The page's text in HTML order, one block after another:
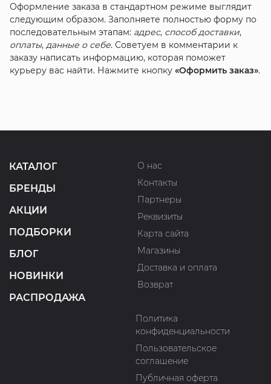
Оформление заказа в стандартном режиме выглядит
следующим образом. Заполняете полностью форму по
последовательным этапам: адрес, способ доставки,
оплаты, данные о себе. Советуем в комментарии к
заказу написать информацию, которая поможет
курьеру вас найти. Нажмите кнопку «Оформить заказ».
КАТАЛОГ
БРЕНДЫ
АКЦИИ
ПОДБОРКИ
БЛОГ
НОВИНКИ
РАСПРОДАЖА
О нас
Контакты
Партнеры
Реквизиты
Карта сайта
Магазины
Доставка и оплата
Возврат
Политика
конфиденциальности
Пользовательское
соглашение
Публичная оферта